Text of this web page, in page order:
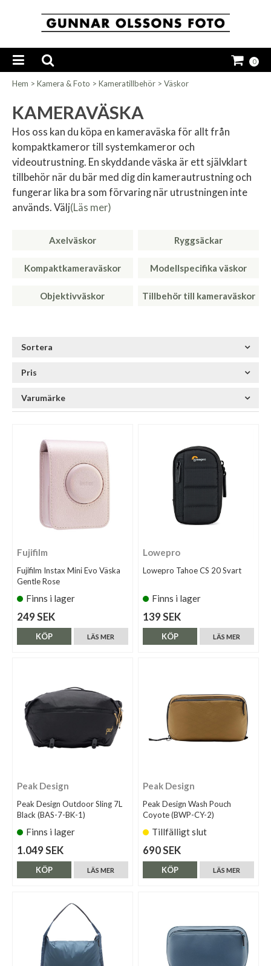
0
Hem > Kamera & Foto > Kameratillbehör > Väskor
KAMERAVÄSKA
Hos oss kan du köpa en kameraväska för allt från
kompaktkameror till systemkameror och
videoutrustning. En skyddande väska är ett självklart
tillbehör när du bär med dig din kamerautrustning och
fungerar lika bra som förvaring när utrustningen inte
används. Välj(Läs mer)
Axelväskor Ryggsäckar
Kompaktkameraväskor Modellspecifika väskor
Objektivväskor Tillbehör till kameraväskor
Sortera
Pris
Varumärke
Fujifilm
Fujifilm Instax Mini Evo Väska
Gentle Rose
Finns i lager
249 SEK
LÄS MER
KÖP
Lowepro
Lowepro Tahoe CS 20 Svart
Finns i lager
139 SEK
LÄS MER
KÖP
Peak Design
Peak Design Outdoor Sling 7L
Black (BAS-7-BK-1)
Finns i lager
1.049 SEK
LÄS MER
KÖP
Peak Design
Peak Design Wash Pouch
Coyote (BWP-CY-2)
Tillfälligt slut
690 SEK
LÄS MER
KÖP